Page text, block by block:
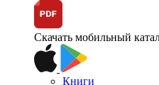
Скачать мобильный
Книги